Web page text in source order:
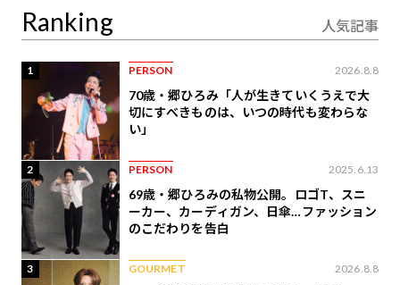
Ranking 人気記事
1 PERSON 2026.8.8
70歳・郷ひろみ「人が生きていくうえで大
切にすべきものは、いつの時代も変わらな
い」
2 PERSON 2025.6.13
69歳・郷ひろみの私物公開。ロゴT、スニ
ーカー、カーディガン、日傘…ファッション
のこだわりを告白
3 GOURMET 2026.8.8